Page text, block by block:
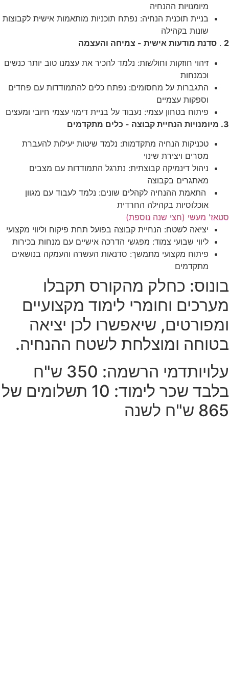
מיומנויות ההנחיה
בניית תוכנית הנחיה: נפתח תוכניות מותאמות אישית לקבוצות
שונות בקהילה
2
. סדנת מודעות אישית - צמיחה והעצמה
זיהוי חוזקות וחולשות: נלמד להכיר את עצמנו טוב יותר כנשים
וכמנחות
התגברות על מחסומים: נפתח כלים להתמודדות עם פחדים
וספקות עצמיים
פיתוח בטחון עצמי: נעבוד על בניית דימוי עצמי חיובי ומעצים
3. מיומנויות הנחיית קבוצה - כלים מתקדמים
טכניקות הנחיה מתקדמות: נלמד שיטות יעילות להעברת
מסרים ויצירת שינוי
ניהול דינמיקה קבוצתית: נתרגל התמודדות עם מצבים
מאתגרים בקבוצה
התאמת ההנחיה לקהלים שונים: נלמד לעבוד עם מגוון
אוכלוסיות בקהילה החרדית
סטאז' מעשי (חצי שנה נוספת)
יציאה לשטח: הנחיית קבוצה בפועל תחת פיקוח וליווי מקצועי
ליווי שבועי צמוד: מפגשי הדרכה אישיים עם מנחות בכירות
פיתוח מקצועי מתמשך: סדנאות העשרה והעמקה בנושאים
מתקדמים
בונוס: כחלק מהקורס תקבלו
מערכים וחומרי לימוד מקצועיים
ומפורטים, שיאפשרו לכן יציאה
בטוחה ומוצלחת לשטח ההנחיה.
עלויות
דמי הרשמה: 350 ש"ח
בלבד שכר לימוד: 10 תשלומים של
865 ש"ח לשנה